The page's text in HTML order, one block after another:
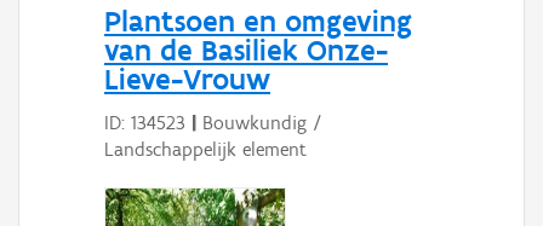
Plantsoen en omgeving
van de Basiliek Onze-
Lieve-Vrouw
ID: 134523
Bouwkundig /
Landschappelijk element